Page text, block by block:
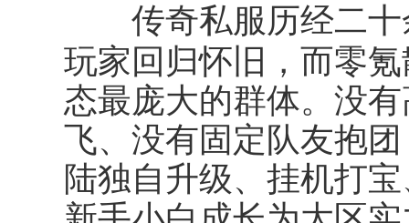
传奇私服历经二十
玩家回归怀旧，而零
态最庞大的群体。没
飞、没有固定队友抱
陆独自升级、挂机打